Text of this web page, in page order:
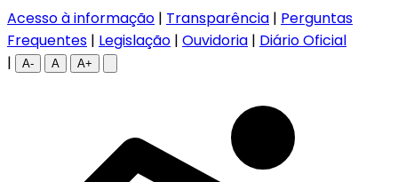
Acesso à informação | Transparência | Perguntas
Frequentes | Legislação | Ouvidoria | Diário Oficial
|
A- A A+